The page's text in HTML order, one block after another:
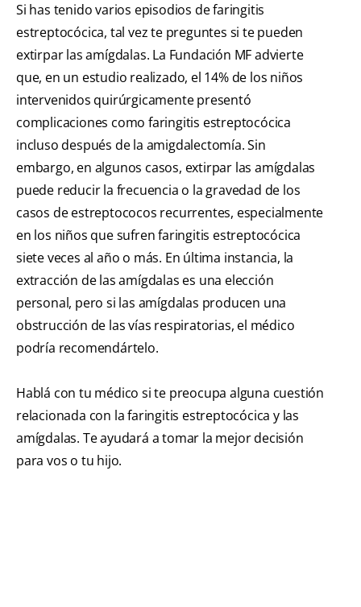
Si has tenido varios episodios de faringitis
estreptocócica, tal vez te preguntes si te pueden
extirpar las amígdalas. La Fundación MF advierte
que, en un estudio realizado, el 14% de los niños
intervenidos quirúrgicamente presentó
complicaciones como faringitis estreptocócica
incluso después de la amigdalectomía. Sin
embargo, en algunos casos, extirpar las amígdalas
puede reducir la frecuencia o la gravedad de los
casos de estreptococos recurrentes, especialmente
en los niños que sufren faringitis estreptocócica
siete veces al año o más. En última instancia, la
extracción de las amígdalas es una elección
personal, pero si las amígdalas producen una
obstrucción de las vías respiratorias, el médico
podría recomendártelo.
Hablá con tu médico si te preocupa alguna cuestión
relacionada con la faringitis estreptocócica y las
amígdalas. Te ayudará a tomar la mejor decisión
para vos o tu hijo.